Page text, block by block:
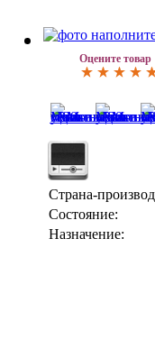
Оцените товар
Страна-
Состояние:
Назначение: